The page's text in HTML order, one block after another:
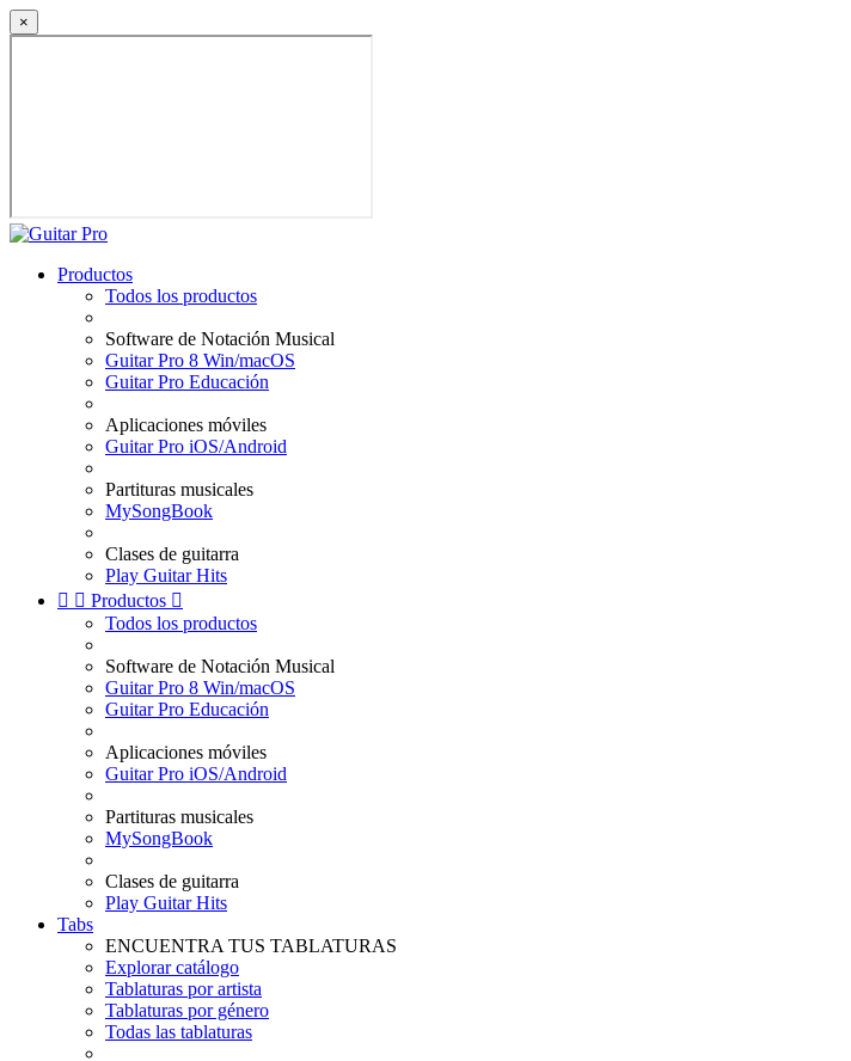
×
Productos
Todos los productos
Software de Notación Musical
Guitar Pro 8 Win/macOS
Guitar Pro Educación
Aplicaciones móviles
Guitar Pro iOS/Android
Partituras musicales
MySongBook
Clases de guitarra
Play Guitar Hits
  Productos 
Todos los productos
Software de Notación Musical
Guitar Pro 8 Win/macOS
Guitar Pro Educación
Aplicaciones móviles
Guitar Pro iOS/Android
Partituras musicales
MySongBook
Clases de guitarra
Play Guitar Hits
Tabs
ENCUENTRA TUS TABLATURAS
Explorar catálogo
Tablaturas por artista
Tablaturas por género
Todas las tablaturas